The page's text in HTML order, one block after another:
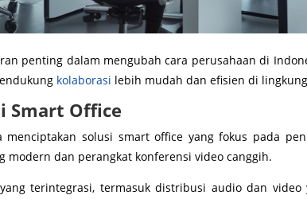
penting dalam mengubah cara perusahaan di
kolaborasi lebih mudah dan efisien di
Smart Office
menciptakan solusi smart office yang fokus pada
modern dan perangkat konferensi video canggih.
terintegrasi, termasuk distribusi audio dan